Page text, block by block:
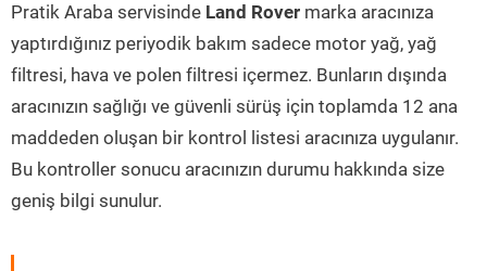
Pratik Araba servisinde Land Rover marka aracınıza
yaptırdığınız periyodik bakım sadece motor yağ, yağ
filtresi, hava ve polen filtresi içermez. Bunların dışında
aracınızın sağlığı ve güvenli sürüş için toplamda 12 ana
maddeden oluşan bir kontrol listesi aracınıza uygulanır.
Bu kontroller sonucu aracınızın durumu hakkında size
geniş bilgi sunulur.